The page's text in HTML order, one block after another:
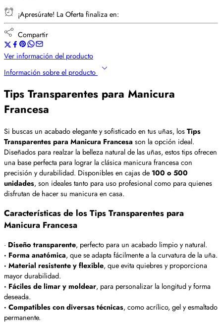
¡Apresúrate! La Oferta finaliza en:
Compartir
Ver información del producto
Información sobre el producto
Tips Transparentes para Manicura
Francesa
Si buscas un acabado elegante y sofisticado en tus uñas, losTips
Transparentes para Manicura Francesa son la opción ideal.
Diseñados para realzar la belleza natural de las uñas, estos tips ofrecen
una base perfecta para lograr la clásica manicura francesa con
precisión y durabilidad. Disponibles en cajas de 100 o 500
unidades, son ideales tanto para uso profesional como para quienes
disfrutan de hacer su manicura en casa.
Características de los Tips Transparentes para
Manicura Francesa
· Diseño transparente, perfecto para un acabado limpio y natural.
· Forma anatómica, que se adapta fácilmente a la curvatura de la uña.
· Material resistente y flexible, que evita quiebres y proporciona
mayor durabilidad.
· Fáciles de limar y moldear, para personalizar la longitud y forma
deseada.
· Compatibles con diversas técnicas, como acrílico, gel y esmaltado
permanente.